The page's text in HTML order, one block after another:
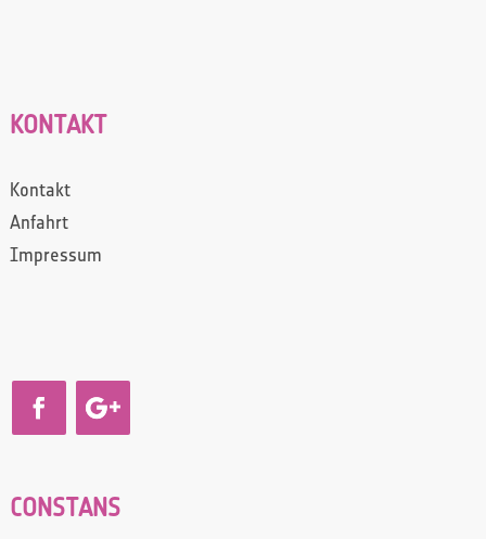
KONTAKT
Kontakt
Anfahrt
Impressum
CONSTANS